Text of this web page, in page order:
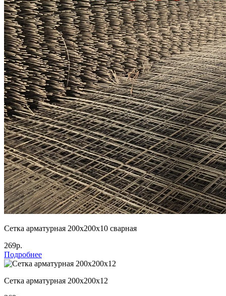
Сетка арматурная 200х200х10 сварная
269р.
Подробнее
Сетка арматурная 200х200х12